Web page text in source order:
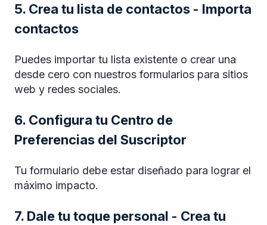
5. Crea tu lista de contactos - Importa
contactos
Puedes importar tu lista existente o crear una
desde cero con nuestros formularios para sitios
web y redes sociales.
6. Configura tu Centro de
Preferencias del Suscriptor
Tu formulario debe estar diseñado para lograr el
máximo impacto.
7. Dale tu toque personal - Crea tu